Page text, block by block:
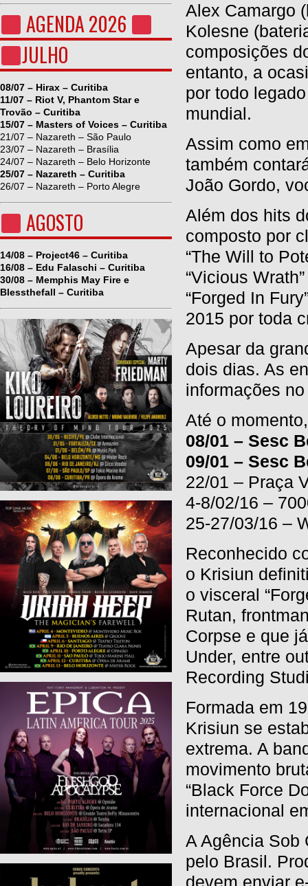
AGENDA 2026
JULHO
08/07 – Hirax – Curitiba
11/07 – Riot V, Phantom Star e
Trovão – Curitiba
15/07 – Masters of Voices – Curitiba
21/07 – Nazareth – São Paulo
23/07 – Nazareth – Brasília
24/07 – Nazareth – Belo Horizonte
25/07 – Nazareth – Curitiba
26/07 – Nazareth – Porto Alegre
AGOSTO
14/08 – Project46 – Curitiba
16/08 – Edu Falaschi – Curitiba
30/08 – Memphis May Fire e
Blessthefall – Curitiba
Alex Camargo
Kolesne
composições
entanto, a
por todo
mundial.
Assim como
também
João Gordo,
Além dos hits
composto por
“The Will to
“Vicious
“Forged In
2015 por toda
Apesar da
dois dias. As
informações
Até o
08/01 – Sesc
09/01 – Sesc
22/01 – Praça
4-8/02/16 –
25-27/03/16 –
Reconhecido
o Krisiun
o visceral
Rutan,
Corpse e que
Under, entre
Recording
Formada em
Krisiun se
extrema. A
movimento
“Black Force
internacional
A Agência Sob
pelo Brasil.
devem enviar